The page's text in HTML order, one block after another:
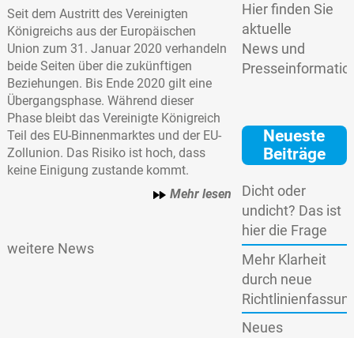
Seit dem Austritt des Vereinigten
Königreichs aus der Europäischen
Union zum 31. Januar 2020 verhandeln
beide Seiten über die zukünftigen
Beziehungen. Bis Ende 2020 gilt eine
Übergangsphase. Während dieser
Phase bleibt das Vereinigte Königreich
Teil des EU-Binnenmarktes und der EU-
Zollunion. Das Risiko ist hoch, dass
keine Einigung zustande kommt.
Mehr lesen
weitere News
Hier finden Sie
aktuelle
News und
Neueste
Beiträge
Dicht oder
undicht? Das ist
hier die Frage
Mehr Klarheit
durch neue
Neues